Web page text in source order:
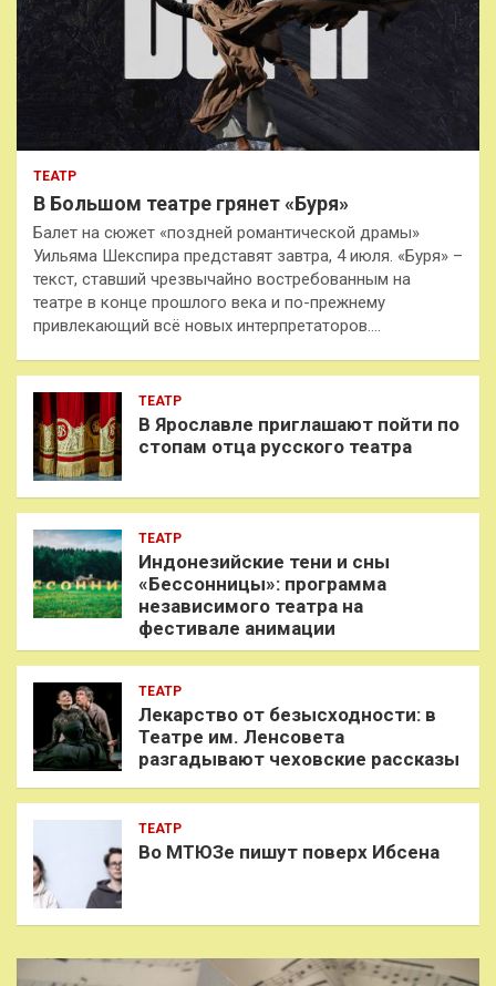
ТЕАТР
В Большом театре грянет «Буря»
Балет на сюжет «поздней романтической драмы»
Уильяма Шекспира представят завтра, 4 июля. «Буря» –
текст, ставший чрезвычайно востребованным на
театре в конце прошлого века и по-прежнему
привлекающий всё новых интерпретаторов.…
ТЕАТР
В Ярославле приглашают пойти по
стопам отца русского театра
ТЕАТР
Индонезийские тени и сны
«Бессонницы»: программа
независимого театра на
фестивале анимации
ТЕАТР
Лекарство от безысходности: в
Театре им. Ленсовета
разгадывают чеховские рассказы
ТЕАТР
Во МТЮЗе пишут поверх Ибсена